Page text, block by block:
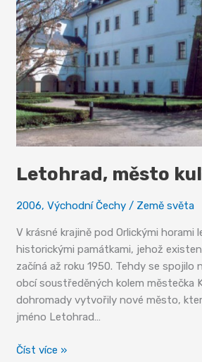
Letohrad, město
2006,Východní Čechy / Země světa
V krásné krajině pod Orlickými horami
historickými památkami, jehož
začíná až roku 1950. Tehdy se spojilo
obcí soustředěných kolem městečka
dohromady vytvořily nové město,
jméno Letohrad…
Letohrad,
Číst více »